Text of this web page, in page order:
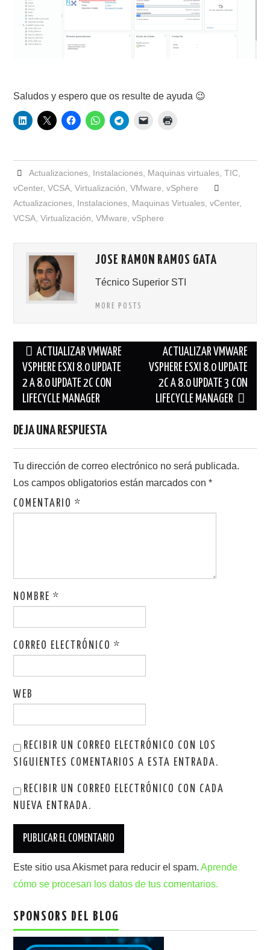
Saludos y espero que os resulte de ayuda 😉
Actualizaciones, Instalaciones, Maquinas virtuales, TIC,
vCenter,VCSA,Virtualización,VMware,vSphere
Actualizaciones, Instalaciones, Maquinas Virtuales,vCenter,
VCSA,Virtualización,VMware,vSphere
JOSE RAMON RAMOS GATA
Técnico Superior STI
MORE POSTS
Navegación
de
entradas
ACTUALIZAR VMWARE
VSPHERE ESXI 8.0 UPDATE
2 A 8.0 UPDATE 2C CON
LIFECYCLE MANAGER
ACTUALIZAR VMWARE
VSPHERE ESXI 8.0 UPDATE
2C A 8.0 UPDATE 3 CON
LIFECYCLE MANAGER
DEJA UNA RESPUESTA
Tu dirección de correo electrónico no será publicada.
Los campos obligatorios están marcados con*
COMENTARIO*
NOMBRE*
CORREO ELECTRÓNICO*
WEB
RECIBIR UN CORREO ELECTRÓNICO CON LOS
SIGUIENTES COMENTARIOS A ESTA ENTRADA.
RECIBIR UN CORREO ELECTRÓNICO CON CADA
NUEVA ENTRADA.
Este sitio usa Akismet para reducir el spam.Aprende
cómo se procesan los datos de tus comentarios.
SPONSORS DEL BLOG